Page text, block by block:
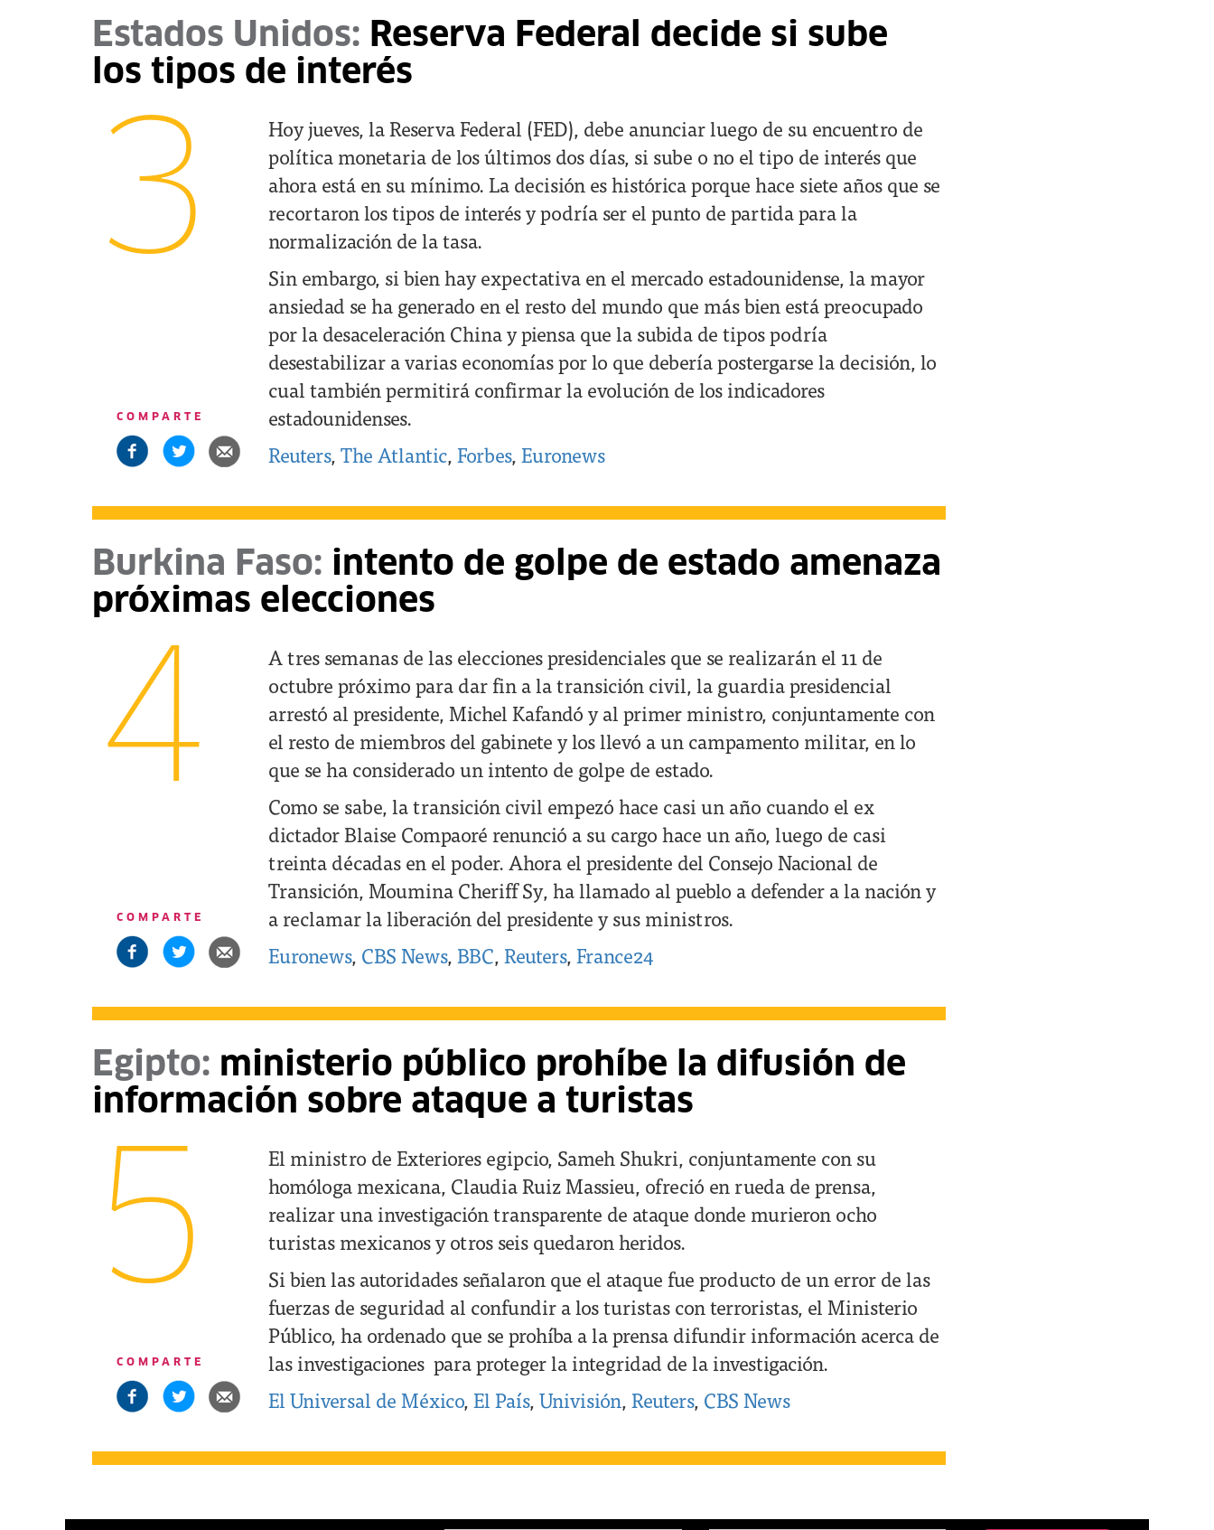
Estados Unidos: Reserva Federal decide si sube
los tipos de interés
3
Hoy jueves, la Reserva Federal (FED), debe anunciar luego de su encuentro de
política monetaria de los últimos dos días, si sube o no el tipo de interés que
ahora está en su mínimo. La decisión es histórica porque hace siete años que se
recortaron los tipos de interés y podría ser el punto de partida para la
normalización de la tasa.
Sin embargo, si bien hay expectativa en el mercado estadounidense, la mayor
ansiedad se ha generado en el resto del mundo que más bien está preocupado
por la desaceleración China y piensa que la subida de tipos podría
desestabilizar a varias economías por lo que debería postergarse la decisión, lo
cual también permitirá confirmar la evolución de los indicadores
estadounidenses.
Reuters, The Atlantic, Forbes, Euronews
COMPARTE
Burkina Faso: intento de golpe de estado amenaza
próximas elecciones
4
A tres semanas de las elecciones presidenciales que se realizarán el 11 de
octubre próximo para dar fin a la transición civil, la guardia presidencial
arrestó al presidente, Michel Kafandó y al primer ministro, conjuntamente con
el resto de miembros del gabinete y los llevó a un campamento militar, en lo
que se ha considerado un intento de golpe de estado.
Como se sabe, la transición civil empezó hace casi un año cuando el ex
dictador Blaise Compaoré renunció a su cargo hace un año, luego de casi
treinta décadas en el poder. Ahora el presidente del Consejo Nacional de
Transición, Moumina Cheriff Sy, ha llamado al pueblo a defender a la nación y
a reclamar la liberación del presidente y sus ministros.
Euronews, CBS News, BBC, Reuters, France24
COMPARTE
Egipto: ministerio público prohíbe la difusión de
información sobre ataque a turistas
5
El ministro de Exteriores egipcio, Sameh Shukri, conjuntamente con su
homóloga mexicana, Claudia Ruiz Massieu, ofreció en rueda de prensa,
realizar una investigación transparente de ataque donde murieron ocho
turistas mexicanos y otros seis quedaron heridos.
Si bien las autoridades señalaron que el ataque fue producto de un error de las
fuerzas de seguridad al confundir a los turistas con terroristas, el Ministerio
Público, ha ordenado que se prohíba a la prensa difundir información acerca de
las investigaciones para proteger la integridad de la investigación.
El Universal de México, El País, Univisión, Reuters, CBS News
COMPARTE